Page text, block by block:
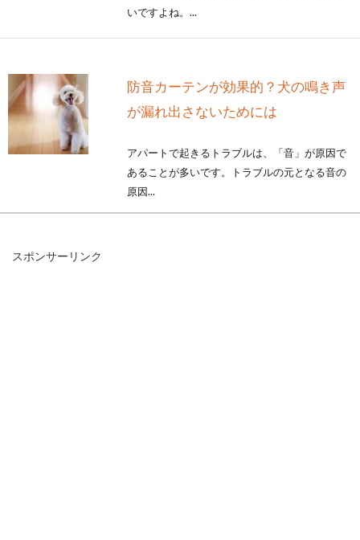
いですよね。...
防音カーテンが効果的？犬の鳴き声
が漏れ出さないためには
アパートで起きるトラブルは、「音」が原因で
あることが多いです。トラブルの元となる音の
原因...
スポンサーリンク